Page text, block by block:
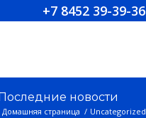
+7 8452 39-39-36
новости
Домашняя страница / Uncategorized